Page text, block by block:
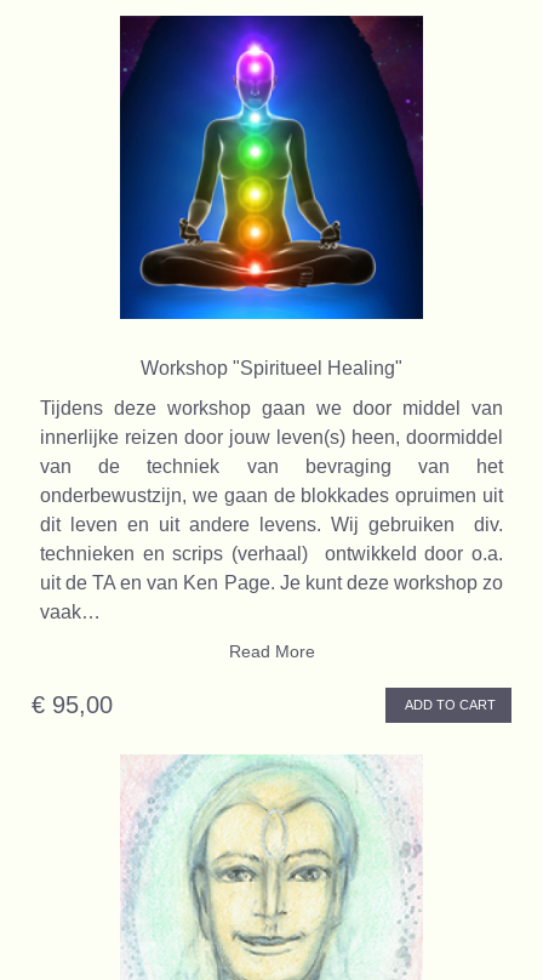
Workshop "Spiritueel Healing"
Tijdens deze workshop gaan we door middel van
innerlijke reizen door jouw leven(s) heen, doormiddel
van de techniek van bevraging van het
onderbewustzijn, we gaan de blokkades opruimen uit
dit leven en uit andere levens. Wij gebruiken div.
technieken en scrips (verhaal) ontwikkeld door o.a.
uit de TA en van Ken Page. Je kunt deze workshop zo
vaak…
Read More
€ 95,00 ADD TO CART